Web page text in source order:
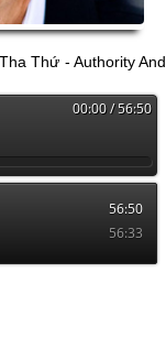
Thứ - Authority And
00:00 / 56:50
56:50
56:33